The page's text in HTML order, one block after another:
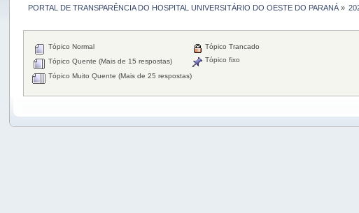
PORTAL DE TRANSPARÊNCIA DO HOSPITAL UNIVERSITÁRIO DO OESTE DO PARANÁ»
Tópico Normal
Tópico Quente (Mais de 15 respostas)
Tópico Muito Quente (Mais de 25 respostas)
Tópico Trancado
Tópico fixo